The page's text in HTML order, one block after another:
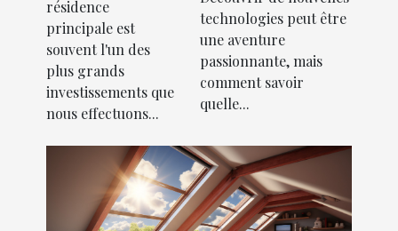
création
d'une SCI
pour l'achat
d'une
résidence
principale
résidence
principale est
souvent l'un des
plus grands
investissements que
nous effectuons...
technologies peut être
une aventure
passionnante, mais
comment savoir
quelle...